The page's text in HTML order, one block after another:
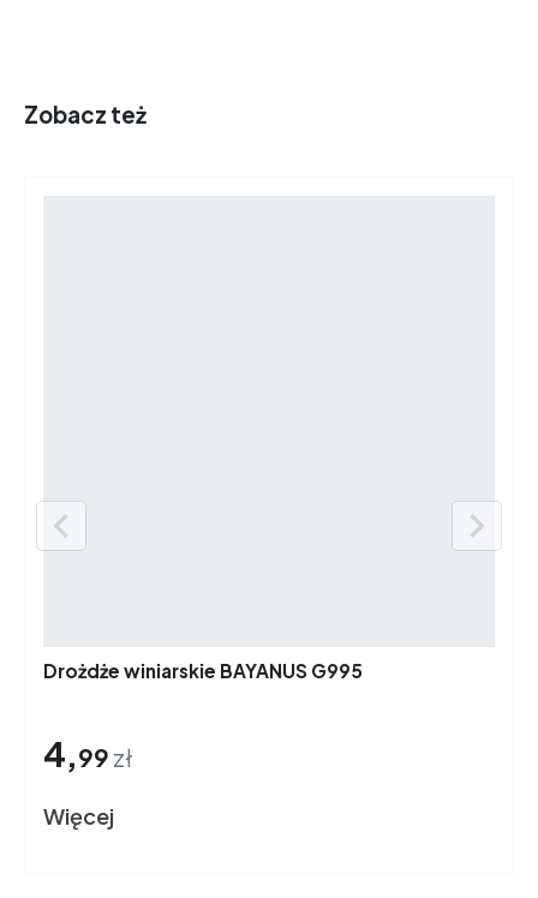
Zobacz też
Drożdże winiarskie BAYANUS G995
4,99 zł
Więcej
 